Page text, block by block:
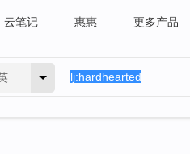
云笔记 惠惠 更多产品